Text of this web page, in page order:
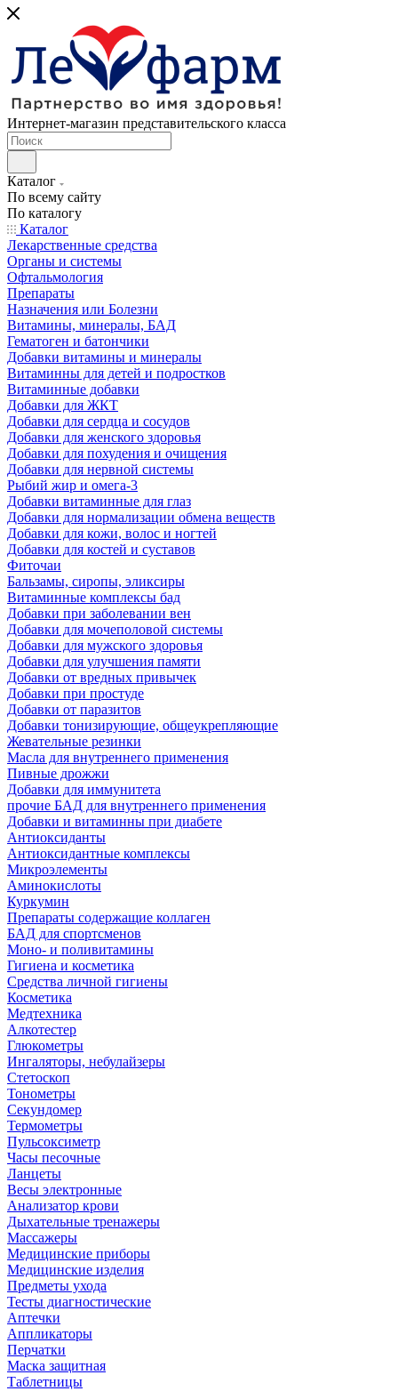
Интернет-магазин представительского класса
Каталог
По всему сайту
По каталогу
Каталог
Лекарственные средства
Органы и системы
Офтальмология
Препараты
Назначения или Болезни
Витамины, минералы, БАД
Гематоген и батончики
Добавки витамины и минералы
Витаминны для детей и подростков
Витаминные добавки
Добавки для ЖКТ
Добавки для сердца и сосудов
Добавки для женского здоровья
Добавки для похудения и очищения
Добавки для нервной системы
Рыбий жир и омега-3
Добавки витаминные для глаз
Добавки для нормализации обмена веществ
Добавки для кожи, волос и ногтей
Добавки для костей и суставов
Фиточаи
Бальзамы, сиропы, эликсиры
Витаминные комплексы бад
Добавки при заболевании вен
Добавки для мочеполовой системы
Добавки для мужского здоровья
Добавки для улучшения памяти
Добавки от вредных привычек
Добавки при простуде
Добавки от паразитов
Добавки тонизирующие, общеукрепляющие
Жевательные резинки
Масла для внутреннего применения
Пивные дрожжи
Добавки для иммунитета
прочие БАД для внутреннего применения
Добавки и витаминны при диабете
Антиоксиданты
Антиоксидантные комплексы
Микроэлементы
Аминокислоты
Куркумин
Препараты содержащие коллаген
БАД для спортсменов
Моно- и поливитамины
Гигиена и косметика
Средства личной гигиены
Косметика
Медтехника
Алкотестер
Глюкометры
Ингаляторы, небулайзеры
Стетоскоп
Тонометры
Секундомер
Термометры
Пульсоксиметр
Часы песочные
Ланцеты
Весы электронные
Анализатор крови
Дыхательные тренажеры
Массажеры
Медицинские приборы
Медицинские изделия
Предметы ухода
Тесты диагностические
Аптечки
Аппликаторы
Перчатки
Маска защитная
Таблетницы